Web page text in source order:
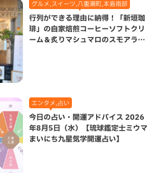
グルメ,スイーツ,八重瀬町,本島南部
行列ができる理由に納得！「新垣珈
琲」の自家焙煎コーヒーソフトクリ
ーム＆炙りマシュマロのスモアラテ
エンタメ,占い
今日の占い・開運アドバイス 2026
年8月5日（水）【琉球鑑定士ミウマ
まいにち九星気学開運占い】